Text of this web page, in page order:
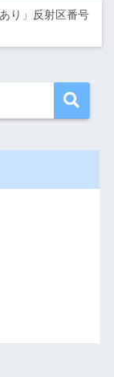
り」反射区番号